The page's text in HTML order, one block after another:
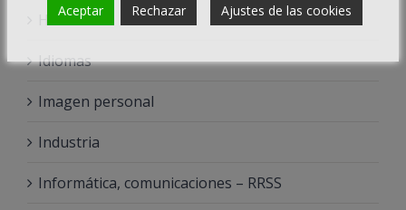
Hostelería
Idiomas
Imagen personal
Industria
Informática, comunicaciones – RRSS
Aceptar Rechazar Ajustes de las cookies